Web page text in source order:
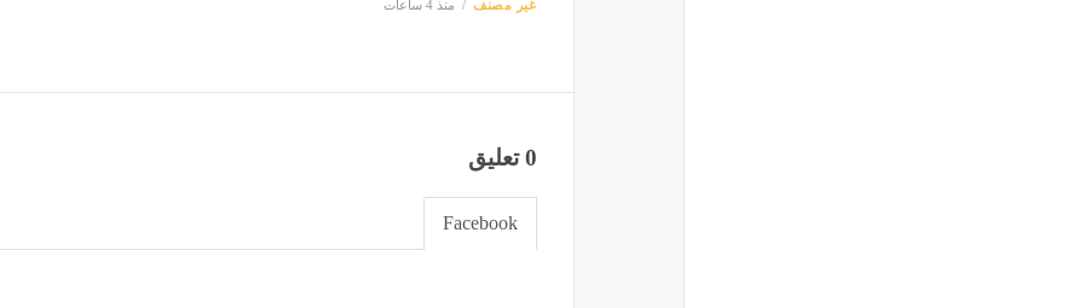
غير مصنف منذ 4 ساعات
0 تعليق
Facebook